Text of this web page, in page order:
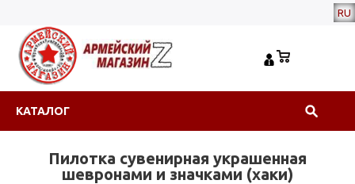
RU
КАТАЛОГ
Пилотка сувенирная украшенная
шевронами и значками (хаки)